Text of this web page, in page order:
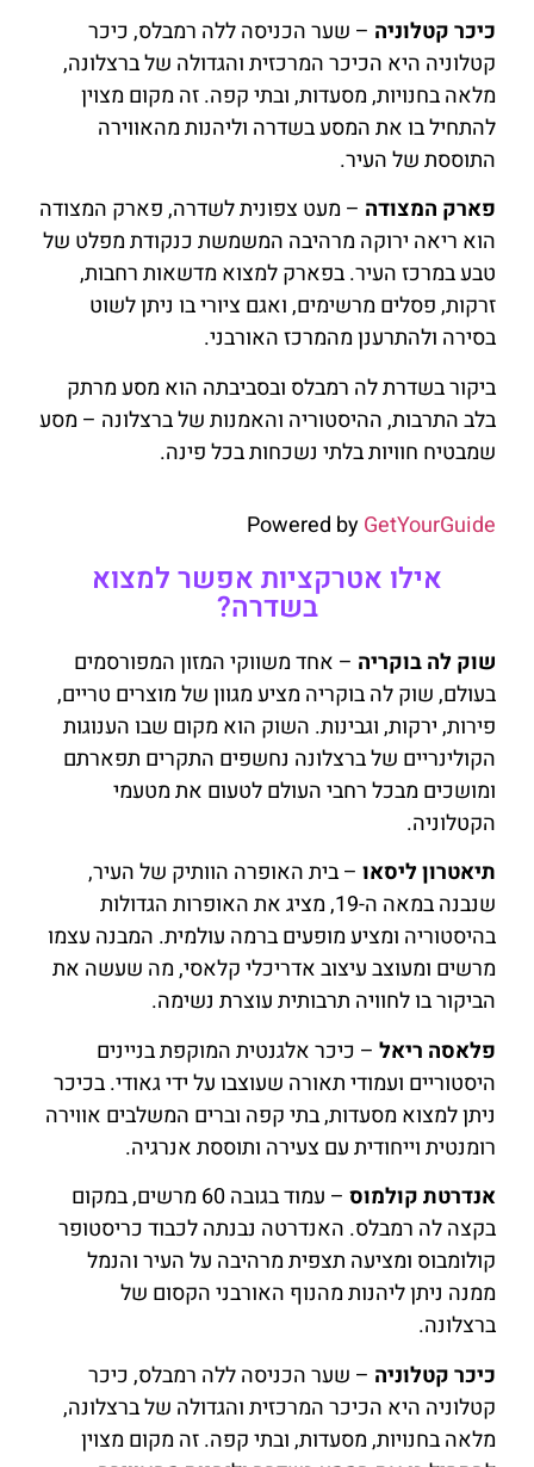
כיכר קטלוניה – שער הכניסה ללה רמבלס, כיכר
קטלוניה היא הכיכר המרכזית והגדולה של ברצלונה,
מלאה בחנויות, מסעדות, ובתי קפה. זה מקום מצוין
להתחיל בו את המסע בשדרה וליהנות מהאווירה
התוססת של העיר.
פארק המצודה – מעט צפונית לשדרה, פארק המצודה
הוא ריאה ירוקה מרהיבה המשמשת כנקודת מפלט של
טבע במרכז העיר. בפארק למצוא מדשאות רחבות,
זרקות, פסלים מרשימים, ואגם ציורי בו ניתן לשוט
בסירה ולהתרענן מהמרכז האורבני.
ביקור בשדרת לה רמבלס ובסביבתה הוא מסע מרתק
בלב התרבות, ההיסטוריה והאמנות של ברצלונה – מסע
שמבטיח חוויות בלתי נשכחות בכל פינה.
Powered byGetYourGuide
אילו אטרקציות אפשר למצוא
בשדרה?
שוק לה בוקריה – אחד משווקי המזון המפורסמים
בעולם, שוק לה בוקריה מציע מגוון של מוצרים טריים,
פירות, ירקות, וגבינות. השוק הוא מקום שבו הענוגות
הקולינריים של ברצלונה נחשפים התקרים תפארתם
ומושכים מבכל רחבי העולם לטעום את מטעמי
הקטלוניה.
תיאטרון ליסאו – בית האופרה הוותיק של העיר,
שנבנה במאה ה-19, מציג את האופרות הגדולות
בהיסטוריה ומציע מופעים ברמה עולמית. המבנה עצמו
מרשים ומעוצב עיצוב אדריכלי קלאסי, מה שעשה את
הביקור בו לחוויה תרבותית עוצרת נשימה.
פלאסה ריאל – כיכר אלגנטית המוקפת בניינים
היסטוריים ועמודי תאורה שעוצבו על ידי גאודי. בכיכר
ניתן למצוא מסעדות, בתי קפה וברים המשלבים אווירה
רומנטית וייחודית עם צעירה ותוססת אנרגיה.
אנדרטת קולמוס
– עמוד בגובה 60 מרשים, במקום
בקצה לה רמבלס. האנדרטה נבנתה לכבוד כריסטופר
קולומבוס ומציעה תצפית מרהיבה על העיר והנמל
ממנה ניתן ליהנות מהנוף האורבני הקסום של
ברצלונה.
כיכר קטלוניה – שער הכניסה ללה רמבלס, כיכר
קטלוניה היא הכיכר המרכזית והגדולה של ברצלונה,
מלאה בחנויות, מסעדות, ובתי קפה. זה מקום מצוין